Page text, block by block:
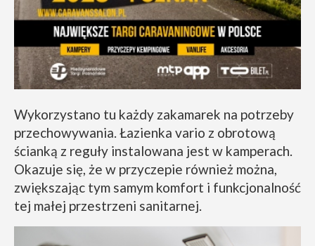
Wykorzystano tu każdy zakamarek na potrzeby
przechowywania. Łazienka vario z obrotową
ścianką z reguły instalowana jest w kamperach.
Okazuje się, że w przyczepie również można,
zwiększając tym samym komfort i funkcjonalność
tej małej przestrzeni sanitarnej.